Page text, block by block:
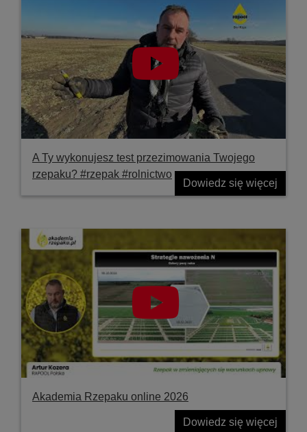
A Ty wykonujesz test przezimowania Twojego
rzepaku? #rzepak #rolnictwo
Dowiedz się więcej
Akademia Rzepaku online 2026
Dowiedz się więcej